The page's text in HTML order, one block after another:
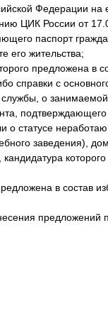
Федерации на
ЦИК России от
паспорт
его жительства;
предложена в
справки с
о занимаемой
о статусе
заведения),
в состав
предложений